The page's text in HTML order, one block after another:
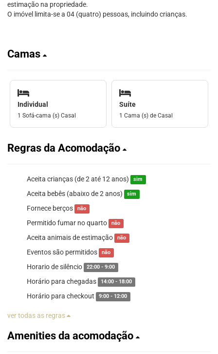
estimação na propriedade.
O imóvel limita-se a 04 (quatro) pessoas, incluindo crianças.
Camas
Individual
1 Sofá-cama (s) Casal
Suíte
1 Cama (s) de Casal
Regras da Acomodação
Aceita crianças (de 2 até 12 anos) sim
Aceita bebês (abaixo de 2 anos) sim
Fornece berços não
Permitido fumar no quarto não
Aceita animais de estimação não
Eventos são permitidos não
Horario de silêncio 22:00 - 9:00
Horário para chegadas 14:00 - 18:00
Horário para checkout 9:00 - 12:00
ver todas as regras
Amenities da acomodação